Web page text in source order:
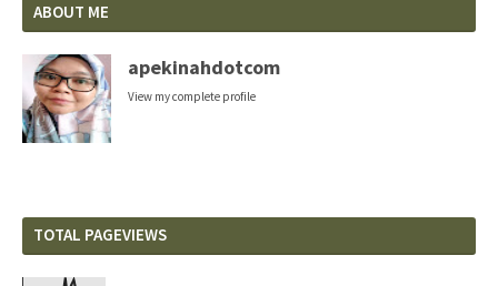
ABOUT ME
apekinahdotcom
View my complete profile
TOTAL PAGEVIEWS